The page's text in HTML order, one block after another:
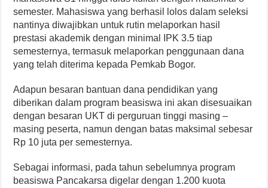
semester. Mahasiswa yang berhasil lolos dalam seleksi
nantinya diwajibkan untuk rutin melaporkan hasil
prestasi akademik dengan minimal IPK 3.5 tiap
semesternya, termasuk melaporkan penggunaan dana
yang telah diterima kepada Pemkab Bogor.
Adapun besaran bantuan dana pendidikan yang
diberikan dalam program beasiswa ini akan disesuaikan
dengan besaran UKT di perguruan tinggi masing –
masing peserta, namun dengan batas maksimal sebesar
Rp 10 juta per semesternya.
Sebagai informasi, pada tahun sebelumnya program
beasiswa Pancakarsa digelar dengan 1.200 kuota